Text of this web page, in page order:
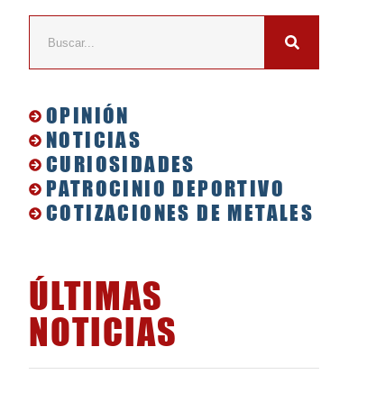
OPINIÓN
NOTICIAS
CURIOSIDADES
PATROCINIO DEPORTIVO
COTIZACIONES DE METALES
ÚLTIMAS
NOTICIAS